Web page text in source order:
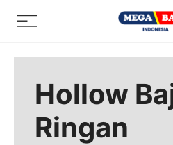
Menu
Hollow
Ringan